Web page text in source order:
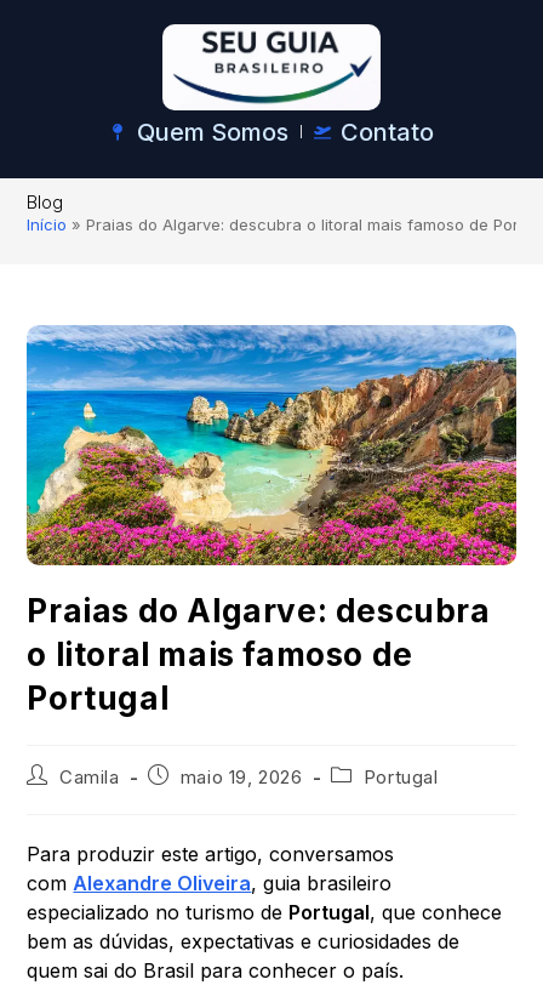
Quem Somos Contato
Blog
Início »Praias do Algarve: descubra o litoral mais famoso de
Praias do Algarve: descubra
o litoral mais famoso de
Portugal
Camila maio 19, 2026 Portugal
Para produzir este artigo, conversamos
comAlexandre Oliveira, guia brasileiro
especializado no turismo de Portugal, que conhece
bem as dúvidas, expectativas e curiosidades de
quem sai do Brasil para conhecer o país.